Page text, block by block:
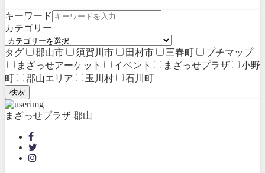
キーワード
カテゴリー
タグ 郡山市 須賀川市 田村市 三春町
プチマップ
まざっせアーケット
イベント まざっせプラザ
小野
町
郡山エリア 玉川村 石川町
検索
まざっせプラザ 郡山